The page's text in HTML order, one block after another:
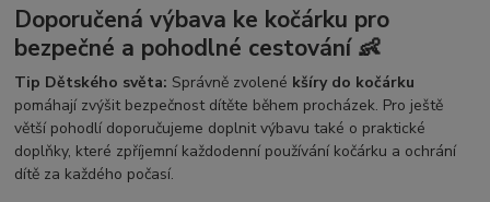
Doporučená výbava ke kočárku pro
bezpečné a pohodlné cestování 👶
Tip Dětského světa: Správně zvolené kšíry do kočárku
pomáhají zvýšit bezpečnost dítěte během procházek. Pro ještě
větší pohodlí doporučujeme doplnit výbavu také o praktické
doplňky, které zpříjemní každodenní používání kočárku a ochrání
dítě za každého počasí.